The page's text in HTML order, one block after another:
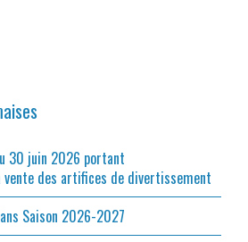
30 juin 2026 portant
des artifices de divertissement
Saison 2026-2027